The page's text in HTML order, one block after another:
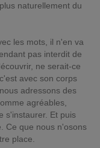
naturellement du
les mots, il n'en va
pas interdit de
ne serait-ce
avec son corps
adressons des
agréables,
s'instaurer. Et puis
Ce que nous n'osons
place.